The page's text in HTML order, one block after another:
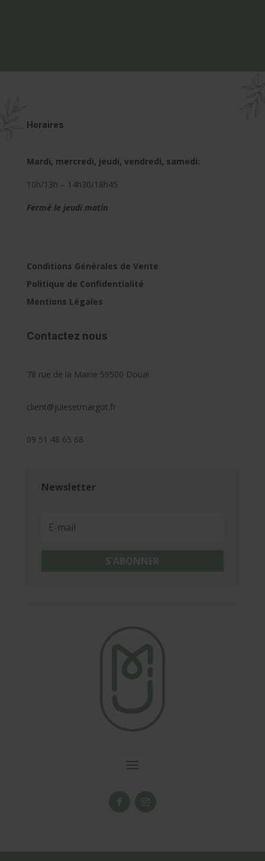
Horaires
Mardi, mercredi, jeudi, vendredi, samedi:
10h/13h – 14h30/18h45
Fermé le jeudi matin
Conditions Générales de Vente
Politique de Confidentialité
Mentions Légales
Contactez nous
78 rue de la Mairie 59500 Douai
client@julesetmargot.fr
09 51 48 65 68
Newsletter
S'ABONNER